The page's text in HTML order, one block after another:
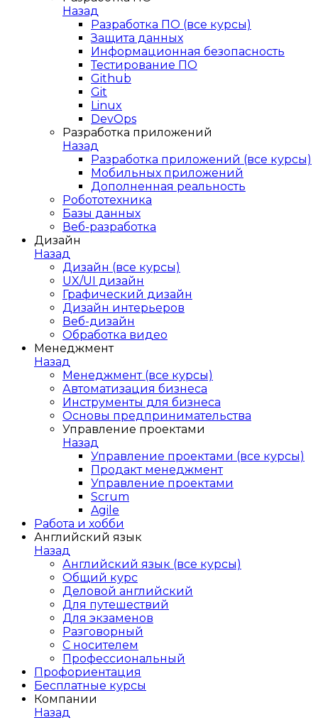
Назад
Разработка ПО (все курсы)
Защита данных
Информационная безопасность
Тестирование ПО
Github
Git
Linux
DevOps
Разработка приложений
Назад
Разработка приложений (все курсы)
Мобильных приложений
Дополненная реальность
Робототехника
Базы данных
Веб-разработка
Дизайн
Назад
Дизайн (все курсы)
UX/UI дизайн
Графический дизайн
Дизайн интерьеров
Веб-дизайн
Обработка видео
Менеджмент
Назад
Менеджмент (все курсы)
Автоматизация бизнеса
Инструменты для бизнеса
Основы предпринимательства
Управление проектами
Назад
Управление проектами (все курсы)
Продакт менеджмент
Управление проектами
Scrum
Agile
Работа и хобби
Английский язык
Назад
Английский язык (все курсы)
Общий курс
Деловой английский
Для путешествий
Для экзаменов
Разговорный
С носителем
Профессиональный
Профориентация
Бесплатные курсы
Компании
Назад